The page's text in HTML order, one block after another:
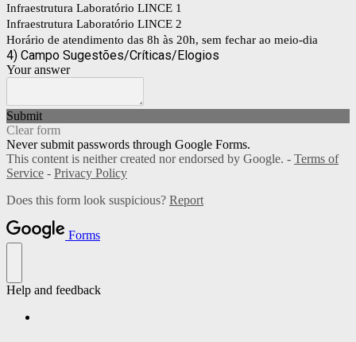
Infraestrutura Laboratório LINCE 1
Infraestrutura Laboratório LINCE 2
Horário de atendimento das 8h às 20h, sem fechar ao meio-dia
4) Campo Sugestões/Críticas/Elogios
Your answer
Submit
Clear form
Never submit passwords through Google Forms.
This content is neither created nor endorsed by Google. - Terms of
Service - Privacy Policy
Does this form look suspicious? Report
Forms
Help and feedback